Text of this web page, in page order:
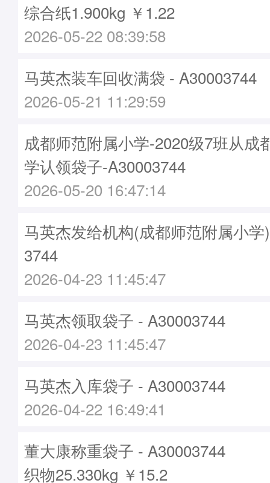
综合纸1.900kg ￥1.22
2026-05-22 08:39:58
马英杰装车回收满袋 - A30003744
2026-05-21 11:29:59
成都师范附属小学-2020级7班从成
学认领袋子-A30003744
2026-05-20 16:47:14
马英杰发给机构(成都师范附属小
3744
2026-04-23 11:45:47
马英杰领取袋子 - A30003744
2026-04-23 11:45:47
马英杰入库袋子 - A30003744
2026-04-22 16:49:41
董大康称重袋子 - A30003744
织物25.330kg ￥15.2